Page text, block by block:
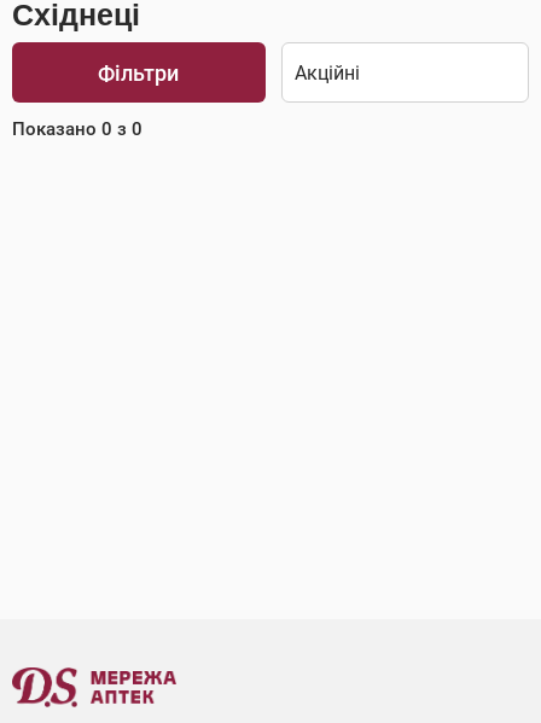
Східнеці
Фільтри
Показано 0 з 0